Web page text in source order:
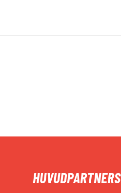
HUVUDPARTNERS